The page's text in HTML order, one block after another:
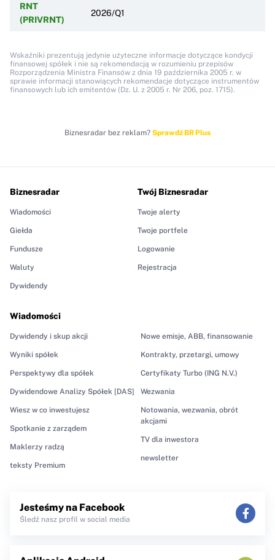
RNT
(PRIVRNT)
2026/Q1
Wskaźniki prezentują jedynie użyteczne informacje dotyczące kondycji
finansowej spółek i nie są rekomendacją w rozumieniu przepisów
Rozporządzenia Ministra Finansów z dnia 19 października 2005 r. w
sprawie informacji stanowiących rekomendacje dotyczące instrumentów
finansowych lub ich emitentów (Dz. U. z 2005 r. Nr 206, poz. 1715).
Biznesradar bez reklam? Sprawdź BR Plus
Biznesradar
Wiadomości
Giełda
Fundusze
Waluty
Dywidendy
Wiadomości
Dywidendy i skup akcji
Wyniki spółek
Perspektywy dla spółek
Dywidendowe Analizy Spółek [DAS]
Wiesz w co inwestujesz
Spotkanie z zarządem
Maklerzy radzą
teksty Premium
Nowe emisje, ABB, finansowanie
Kontrakty, przetargi, umowy
Certyfikaty Turbo (ING N.V.)
Wezwania
Notowania, wezwania, obrót
akcjami
TV dla inwestora
newsletter
Twój Biznesradar
Twoje alerty
Twoje portfele
Logowanie
Rejestracja
Jesteśmy na Facebook
Śledź nasz profil w social media